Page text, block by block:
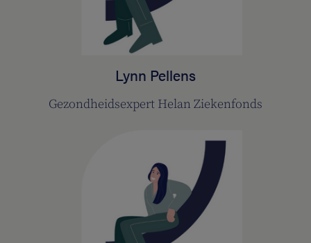
Lynn Pellens
Gezondheidsexpert Helan Ziekenfonds